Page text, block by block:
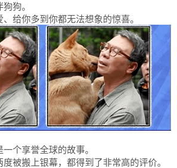
狗。
给你多到你都无法想象的惊喜。
一个享誉全球的故事。
被搬上银幕，都得到了非常高的评价。